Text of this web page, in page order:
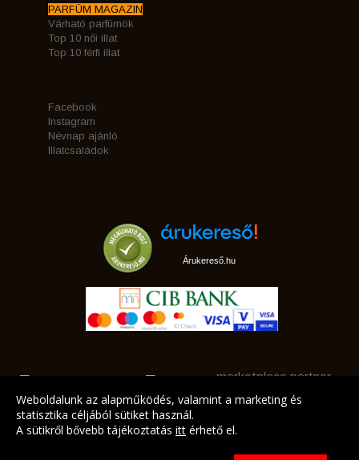
PARFÜM MAGAZIN
Várható parfümök
Top 10 női illat
Top 10 férfi illat
Facebook
Instagram
Névnap ajánló
Illatcsaládok
Árukereső.hu
marketplace partner
Weboldalunk az alapműködés, valamint a marketing és
statisztika céljából sütiket használ.
A sütikről bővebb tájékoztatás itt érhető el.